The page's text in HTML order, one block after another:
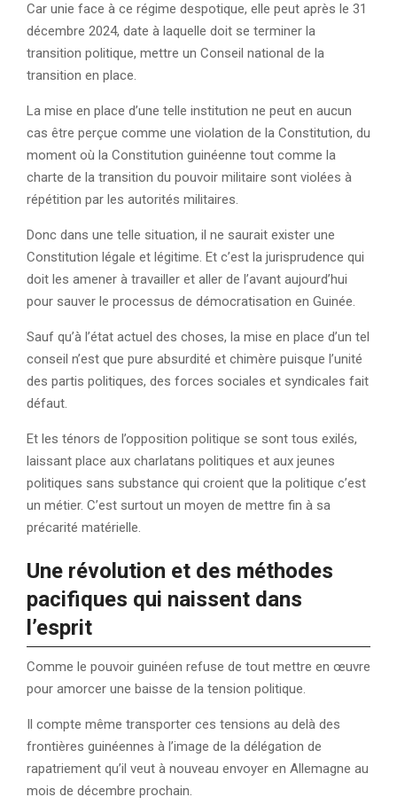
Car unie face à ce régime despotique, elle peut après le 31
décembre 2024, date à laquelle doit se terminer la
transition politique, mettre un Conseil national de la
transition en place.
La mise en place d’une telle institution ne peut en aucun
cas être perçue comme une violation de la Constitution, du
moment où la Constitution guinéenne tout comme la
charte de la transition du pouvoir militaire sont violées à
répétition par les autorités militaires.
Donc dans une telle situation, il ne saurait exister une
Constitution légale et légitime. Et c’est la jurisprudence qui
doit les amener à travailler et aller de l’avant aujourd’hui
pour sauver le processus de démocratisation en Guinée.
Sauf qu’à l’état actuel des choses, la mise en place d’un tel
conseil n’est que pure absurdité et chimère puisque l’unité
des partis politiques, des forces sociales et syndicales fait
défaut.
Et les ténors de l’opposition politique se sont tous exilés,
laissant place aux charlatans politiques et aux jeunes
politiques sans substance qui croient que la politique c’est
un métier. C’est surtout un moyen de mettre fin à sa
précarité matérielle.
Une révolution et des méthodes
pacifiques qui naissent dans
l’esprit
Comme le pouvoir guinéen refuse de tout mettre en œuvre
pour amorcer une baisse de la tension politique.
Il compte même transporter ces tensions au delà des
frontières guinéennes à l’image de la délégation de
rapatriement qu’il veut à nouveau envoyer en Allemagne au
mois de décembre prochain.